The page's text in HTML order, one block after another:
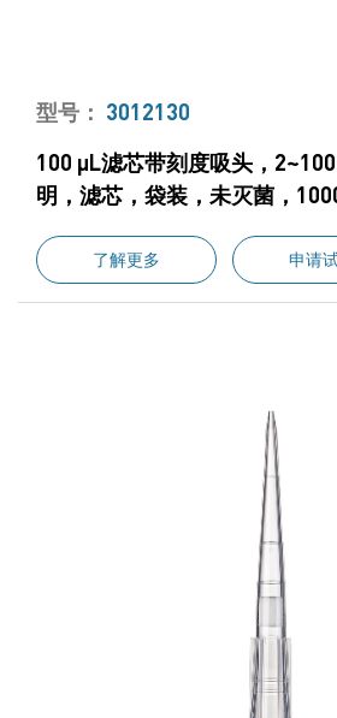
型号： 3012130
100 μL滤芯带刻度吸头，
明，滤芯，袋装，未灭菌，
了解更多 申请